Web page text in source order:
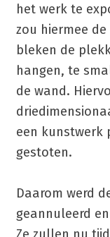
het werk te
zou hiermee
bleken de
hangen, te
de wand.
een kunstwerk
gestoten.
Daarom werd
geannuleerd